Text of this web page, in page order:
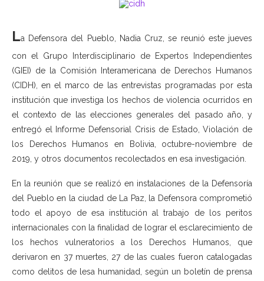
La Defensora del Pueblo, Nadia Cruz, se reunió este jueves
con el Grupo Interdisciplinario de Expertos Independientes
(GIEI) de la Comisión Interamericana de Derechos Humanos
(CIDH), en el marco de las entrevistas programadas por esta
institución que investiga los hechos de violencia ocurridos en
el contexto de las elecciones generales del pasado año, y
entregó el Informe Defensorial Crisis de Estado, Violación de
los Derechos Humanos en Bolivia, octubre-noviembre de
2019, y otros documentos recolectados en esa investigación.
En la reunión que se realizó en instalaciones de la Defensoría
del Pueblo en la ciudad de La Paz, la Defensora comprometió
todo el apoyo de esa institución al trabajo de los peritos
internacionales con la finalidad de lograr el esclarecimiento de
los hechos vulneratorios a los Derechos Humanos, que
derivaron en 37 muertes, 27 de las cuales fueron catalogadas
como delitos de lesa humanidad, según un boletín de prensa